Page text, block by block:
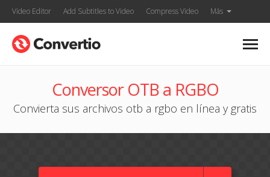
Video Editor Add Subtitles to Video Compress Video Más
Conversor OTB a RGBO
Convierta sus archivos otb a rgbo en línea y gratis